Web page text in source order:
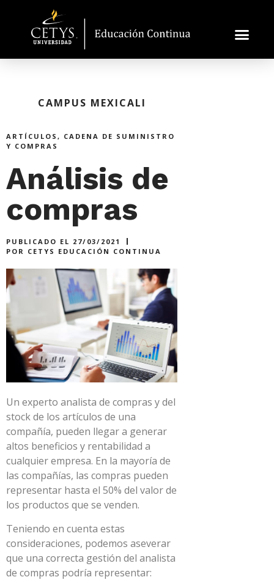
CAMPUS MEXICALI
ARTÍCULOS , CADENA DE SUMINISTRO
Y COMPRAS
Análisis de
compras
PUBLICADO EL 27/03/2021
POR CETYS EDUCACIÓN CONTINUA
Un experto analista de compras y del
stock de los artículos de una
compañía, pueden llegar a generar
altos beneficios y rentabilidad a
cualquier empresa. En la mayoría de
las compañías, las compras pueden
representar hasta el 50% del valor de
los productos que se venden.
Teniendo en cuenta estas
consideraciones, podemos aseverar
que una correcta gestión del analista
de compras podría representar: